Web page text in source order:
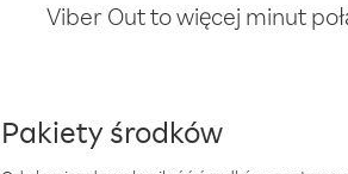
Viber Out to więcej minut
Pakiety środków